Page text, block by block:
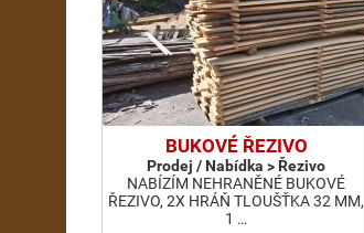
BUKOVÉ ŘEZIVO
Prodej / Nabídka > Řezivo
NABÍZÍM NEHRANĚNÉ BUKOVÉ
ŘEZIVO, 2X HRÁŇ TLOUŠŤKA 32 MM,
1 …